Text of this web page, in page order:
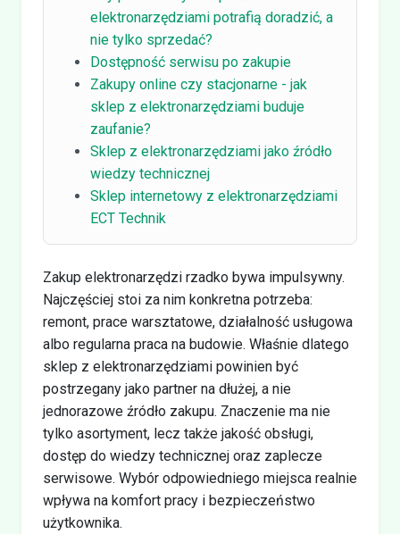
elektronarzędziami potrafią doradzić, a
nie tylko sprzedać?
Dostępność serwisu po zakupie
Zakupy online czy stacjonarne - jak
sklep z elektronarzędziami buduje
zaufanie?
Sklep z elektronarzędziami jako źródło
wiedzy technicznej
Sklep internetowy z elektronarzędziami
ECT Technik
Zakup elektronarzędzi rzadko bywa impulsywny.
Najczęściej stoi za nim konkretna potrzeba:
remont, prace warsztatowe, działalność usługowa
albo regularna praca na budowie. Właśnie dlatego
sklep z elektronarzędziami powinien być
postrzegany jako partner na dłużej, a nie
jednorazowe źródło zakupu. Znaczenie ma nie
tylko asortyment, lecz także jakość obsługi,
dostęp do wiedzy technicznej oraz zaplecze
serwisowe. Wybór odpowiedniego miejsca realnie
wpływa na komfort pracy i bezpieczeństwo
użytkownika.